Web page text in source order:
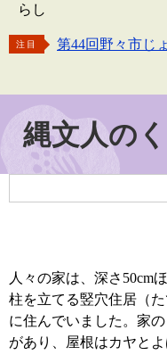
らし
注目
第44回野々市じ
縄文人の
人々の家は、深さ50cm
柱を立てる竪穴住居（
に住んでいました。家
があり、屋根はカヤと